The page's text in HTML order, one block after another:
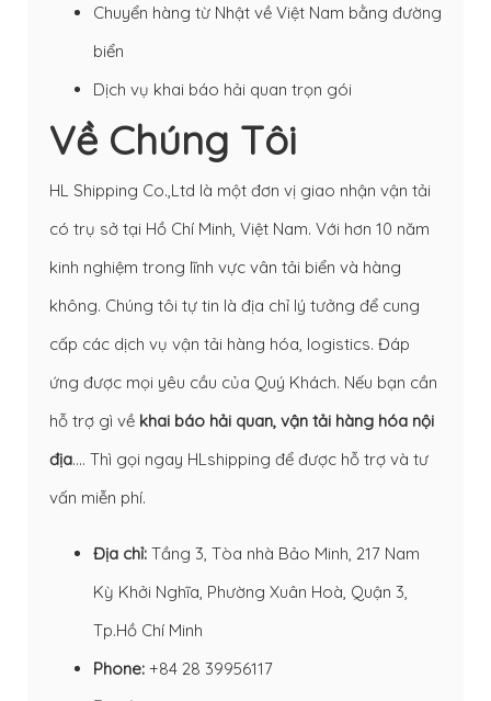
Chuyển hàng từ Nhật về Việt Nam bằng đường
biển
Dịch vụ khai báo hải quan trọn gói
Về Chúng Tôi
HL Shipping Co.,Ltd là một đơn vị giao nhận vận tải
có trụ sở tại Hồ Chí Minh, Việt Nam. Với hơn 10 năm
kinh nghiệm trong lĩnh vực vân tải biển và hàng
không. Chúng tôi tự tin là địa chỉ lý tưởng để cung
cấp các dịch vụ vận tải hàng hóa, logistics. Đáp
ứng được mọi yêu cầu của Quý Khách. Nếu bạn cần
hỗ trợ gì về khai báo hải quan, vận tải hàng hóa nội
địa…. Thì gọi ngay HLshipping để được hỗ trợ và tư
vấn miễn phí.
Địa chỉ: Tầng 3, Tòa nhà Bảo Minh, 217 Nam
Kỳ Khởi Nghĩa, Phường Xuân Hoà, Quận 3,
Tp.Hồ Chí Minh
Phone: +84 28 39956117